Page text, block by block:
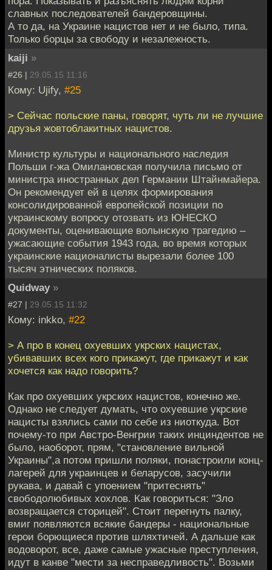
славных последователей бандеровщины.
А то да, на Украине нацистов нет и не было, типа.
Только борцы за свободу и незалежность.
kaiji »
#26 | 29.05.15 11:16
Кому: Ujify, #25
> Сейчас польские паны, говорят, чуть ли не лучшие
друзья жовтоблакитных нацистов.
Министр культуры и национального наследия
Польши г-жа Омилановская получила письмо от
министра иностранных дел Германии Штайнмайера.
Он рекомендует ей в целях формирования
консолидированной европейской позиции по
украинскому вопросу отозвать из ЮНЕСКО
документы, оценивающие волынскую трагедию –
ужасающие события 1943 года, во время которых
украинские националисты вырезали более 100
тысяч этнических поляков.
Quidway »
#27 | 29.05.15 11:32
Кому: inkko, #22
> А про в конец охуевших укрских нацистах,
убивавших всех кого прикажут, где прикажут и как
хочется как надо говорить?
Как про охуевших укрских нацистов, конечно же.
Однако не следует думать, что охуевшие укрские
нацисты взялись сами по себе из ниоткуда. Вот
почему-то при Австро-Венгрии таких инциндентов не
было, наоборот, прям, "становление вильной
Украины",а потом пришли поляки, понастроили конц-
лагерей для украинцев и беларусов, засучили
рукава, и давай с упоением "притеснять"
свободолюбивых хохлов. Как говориться: "Зло
возвращается сторицей". Стоит перегнуть палку,
вмиг появляются всякие бандеры - национальные
герои борющиеся против шляхтичей. А дальше как
водоворот, все, даже самые ужасные преступления,
идут в канве "мести за несправедливость". Возьми